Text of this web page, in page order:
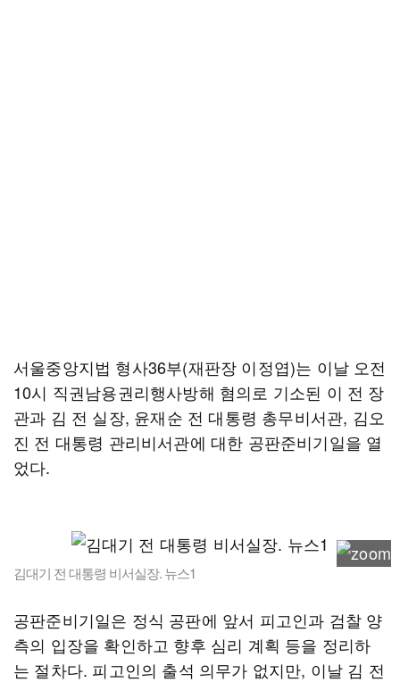
서울중앙지법 형사36부(재판장 이정엽)는 이날 오전
10시 직권남용권리행사방해 혐의로 기소된 이 전 장
관과 김 전 실장, 윤재순 전 대통령 총무비서관, 김오
진 전 대통령 관리비서관에 대한 공판준비기일을 열
었다.
김대기 전 대통령 비서실장. 뉴스1
공판준비기일은 정식 공판에 앞서 피고인과 검찰 양
측의 입장을 확인하고 향후 심리 계획 등을 정리하
는 절차다. 피고인의 출석 의무가 없지만, 이날 김 전